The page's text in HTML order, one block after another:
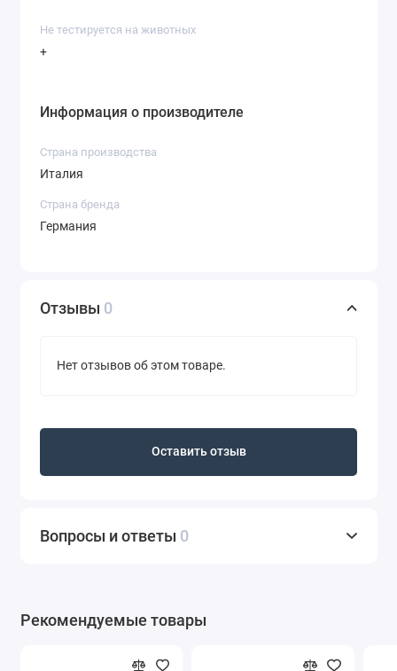
Не тестируется на животных
+
Информация о производителе
Страна производства
Италия
Страна бренда
Германия
Отзывы 0
Нет отзывов об этом товаре.
Оставить отзыв
Вопросы и ответы 0
Рекомендуемые товары